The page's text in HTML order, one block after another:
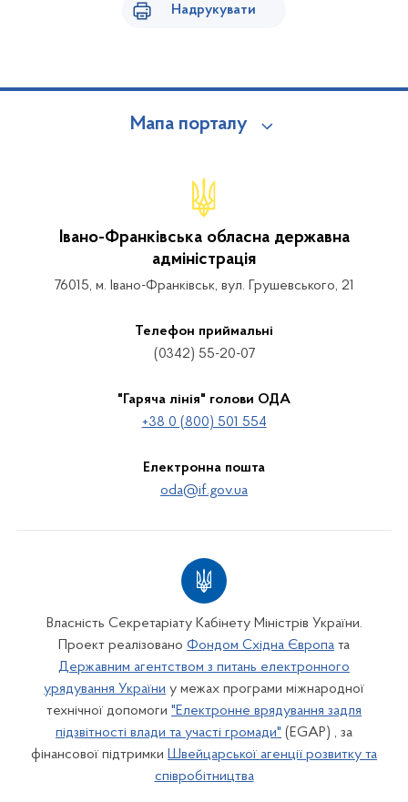
Надрукувати
Мапа порталу
Івано-Франківська обласна державна
адміністрація
76015, м. Івано-Франківськ, вул. Грушевського, 21
Телефон приймальні
(0342) 55-20-07
"Гаряча лінія" голови ОДА
+38 0 (800) 501 554
Електронна пошта
oda@if.gov.ua
Власність Секретаріату Кабінету Міністрів України.
Проект реалізовано Фондом Східна Європа та
Державним агентством з питань електронного
урядування України у межах програми міжнародної
технічної допомоги "Електронне врядування задля
підзвітності влади та участі громади" (EGAP) , за
фінансової підтримки Швейцарської агенції розвитку та
співробітництва